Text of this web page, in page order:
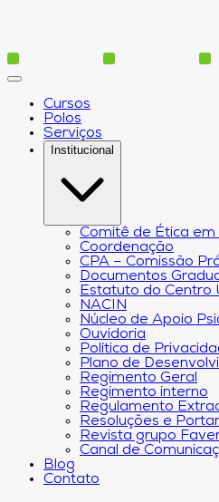
Cursos
Polos
Serviços
Institucional
Comitê de Ética em
Coordenação
CPA – Comissão
Documentos
Estatuto do Centro
NACIN
Núcleo de Apoio
Ouvidoria
Política de
Plano de
Regimento Geral
Regimento interno
Regulamento
Resoluções e
Revista grupo
Canal de
Blog
Contato